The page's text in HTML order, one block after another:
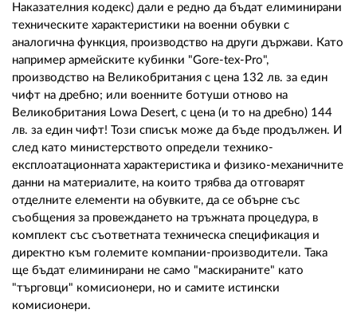
Наказателния кодекс) дали е редно да бъдат елиминирани
техническите характеристики на военни обувки с
аналогична функция, производство на други държави. Като
например армейските кубинки "Gore-tex-Pro",
производство на Великобритания с цена 132 лв. за един
чифт на дребно; или военните ботуши отново на
Великобритания Lowa Desert, с цена (и то на дребно) 144
лв. за един чифт! Този списък може да бъде продължен. И
след като министерството определи технико-
експлоатационната характеристика и физико-механичните
данни на материалите, на които трябва да отговарят
отделните елементи на обувките, да се обърне със
съобщения за провеждането на тръжната процедура, в
комплект със съответната техническа спецификация и
директно към големите компании-производители. Така
ще бъдат елиминирани не само "маскираните" като
"търговци" комисионери, но и самите истински
комисионери.